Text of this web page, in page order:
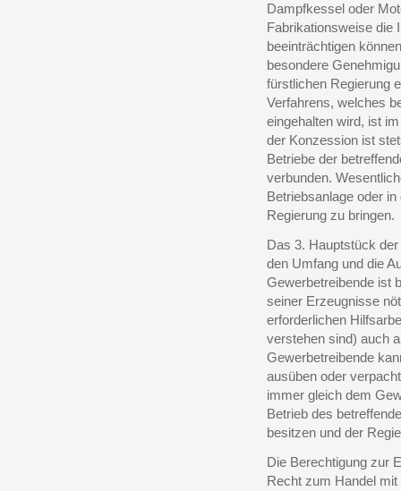
Dampfkessel oder
Fabrikationsweise die
beeinträchtigen
besondere
fürstlichen Regierung
Verfahrens, welches
eingehalten wird, ist
der Konzession ist
Betriebe der
verbunden.
Betriebsanlage oder
Regierung zu bringen.
Das 3. Hauptstück
den Umfang und die
Gewerbetreibende ist
seiner Erzeugnisse
erforderlichen
verstehen sind) auch
Gewerbetreibende
ausüben oder
immer gleich dem
Betrieb des
besitzen und der
Die Berechtigung zur
Recht zum Handel